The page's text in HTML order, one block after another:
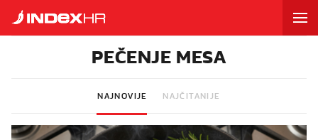
PEČENJE MESA
NAJNOVIJE NAJČITANIJE